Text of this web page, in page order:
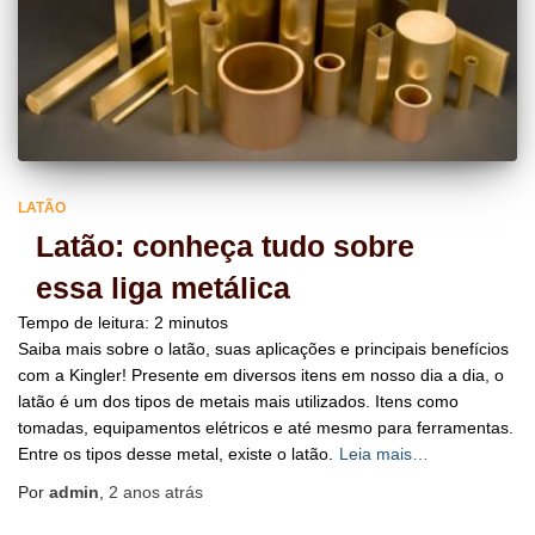
LATÃO
Latão: conheça tudo sobre
essa liga metálica
Tempo de leitura: 2 minutos
Saiba mais sobre o latão, suas aplicações e principais benefícios
com a Kingler! Presente em diversos itens em nosso dia a dia, o
latão é um dos tipos de metais mais utilizados. Itens como
tomadas, equipamentos elétricos e até mesmo para ferramentas.
Entre os tipos desse metal, existe o latão.
Leia mais…
Por admin 2 anos atrás